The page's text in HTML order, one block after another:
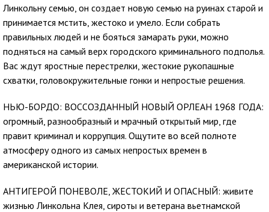
Линкольну семью, он создает новую семью на руинах старой и
принимается мстить, жестоко и умело. Если собрать
правильных людей и не бояться замарать руки, можно
подняться на самый верх городского криминального подполья.
Вас ждут яростные перестрелки, жестокие рукопашные
схватки, головокружительные гонки и непростые решения.
НЬЮ-БОРДО: ВОССОЗДАННЫЙ НОВЫЙ ОРЛЕАН 1968 ГОДА:
огромный, разнообразный и мрачный открытый мир, где
правит криминал и коррупция. Ощутите во всей полноте
атмосферу одного из самых непростых времен в
американской истории.
АНТИГЕРОЙ ПОНЕВОЛЕ, ЖЕСТОКИЙ И ОПАСНЫЙ: живите
жизнью Линкольна Клея, сироты и ветерана вьетнамской